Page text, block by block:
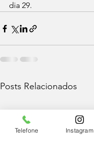
dia 29.
Posts Relacionados
Telefone Instagram